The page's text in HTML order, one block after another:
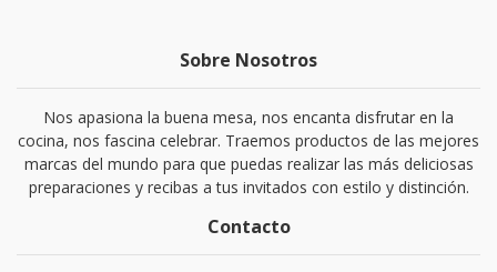
Sobre Nosotros
Nos apasiona la buena mesa, nos encanta disfrutar en la
cocina, nos fascina celebrar. Traemos productos de las mejores
marcas del mundo para que puedas realizar las más deliciosas
preparaciones y recibas a tus invitados con estilo y distinción.
Contacto